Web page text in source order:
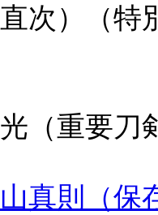
次）（
（重要
真則（保